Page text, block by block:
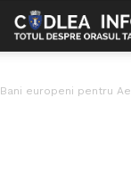
Bani europeni pentru